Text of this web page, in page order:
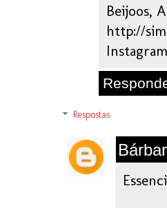
Beijoos,
http://
Respostas